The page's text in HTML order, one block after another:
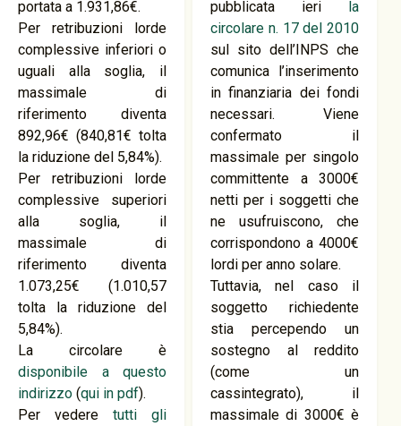
portata a 1.931,86€.
Per retribuzioni lorde
complessive inferiori o
uguali alla soglia, il
massimale di
riferimento diventa
892,96€ (840,81€ tolta
la riduzione del 5,84%).
Per retribuzioni lorde
complessive superiori
alla soglia, il
massimale di
riferimento diventa
1.073,25€ (1.010,57
tolta la riduzione del
5,84%).
La circolare è
disponibile a questo
indirizzo (qui in pdf).
Per vederetutti gli
pubblicata ieri la
circolare n. 17 del 2010
sul sito dell’INPS che
comunica l’inserimento
in finanziaria dei fondi
necessari. Viene
confermato il
massimale per singolo
committente a 3000€
netti per i soggetti che
ne usufruiscono, che
corrispondono a 4000€
lordi per anno solare.
Tuttavia, nel caso il
soggetto richiedente
stia percependo un
sostegno al reddito
(come un
cassintegrato), il
massimale di 3000€ è